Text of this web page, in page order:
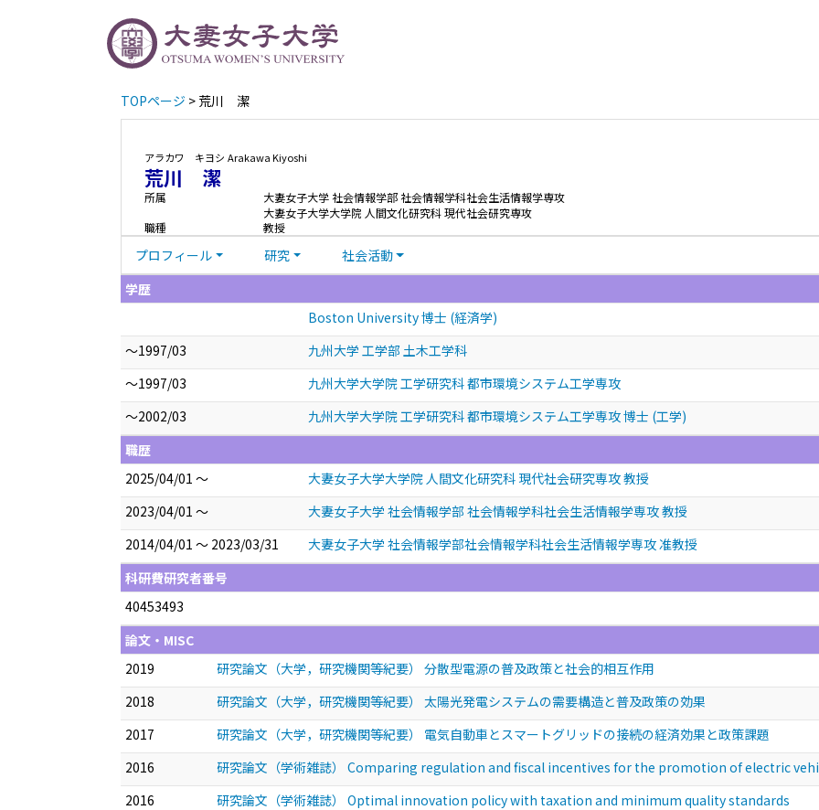
TOPページ > 荒川 潔
アラカワ キヨシ Arakawa Kiyoshi
荒川 潔
所属
大妻女子大学 社会情報学部 社会情報学科社会生活情報学専攻
大妻女子大学大学院 人間文化研究科 現代社会研究専攻
職種
教授
プロフィール 研究
社会活動
学歴
Boston University 博士 (経済学)
～1997/03
九州大学 工学部 土木工学科
～1997/03
九州大学大学院 工学研究科 都市環境システム工学専攻
～2002/03
九州大学大学院 工学研究科 都市環境システム工学専攻 博士 (工学)
職歴
2025/04/01 ～
大妻女子大学大学院 人間文化研究科 現代社会研究専攻 教授
2023/04/01 ～
大妻女子大学 社会情報学部 社会情報学科社会生活情報学専攻 教授
2014/04/01 ～ 2023/03/31
大妻女子大学 社会情報学部社会情報学科社会生活情報学専攻 准教授
科研費研究者番号
40453493
論文・MISC
2019
研究論文（大学，研究機関等紀要） 分散型電源の普及政策と社会的相互作用
2018
研究論文（大学，研究機関等紀要） 太陽光発電システムの需要構造と普及政策の効果
2017
研究論文（大学，研究機関等紀要） 電気自動車とスマートグリッドの接続の経済効果と政策課題
2016
研究論文（学術雑誌） Comparing regulation and fiscal incentives for the promotion of electric
2016
研究論文（学術雑誌） Optimal innovation policy with taxation and minimum quality standards